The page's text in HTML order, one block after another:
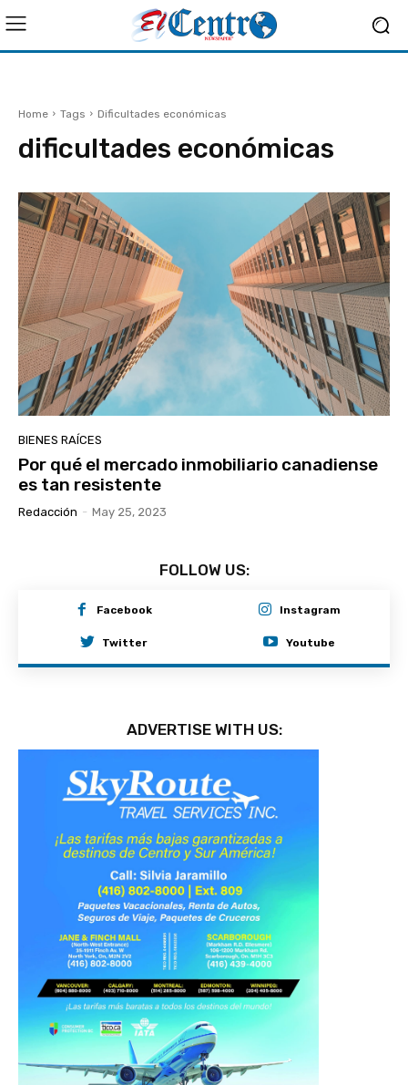
Home Tags Dificultades económicas
dificultades económicas
BIENES RAÍCES
Por qué el mercado inmobiliario canadiense
es tan resistente
Redacción - May 25, 2023
FOLLOW US:
Facebook Instagram
Twitter Youtube
ADVERTISE WITH US: